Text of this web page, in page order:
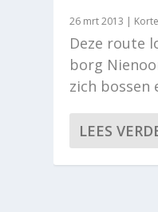
26 mrt 2013 |
Deze route
borg
zich bossen
LEES